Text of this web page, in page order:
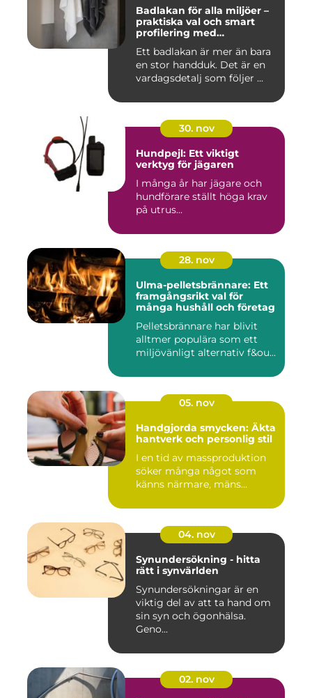
Badlakan för alla miljöer –
praktiska val och smart
profilering med
Ett badlakan är mer än bara
en stor handduk. Det är en
vardagsdetalj som följer ...
30. nov
Hundpejl: Ett viktigt
verktyg för jägaren
I många år har jägare och
hundförare ställt höga krav
på utrus...
28. nov
Ulma-pelletsbrännare: Ett
framgångsrikt val för
många hushåll och företag
Pelletsbrännare har blivit
alltmer populära som ett
miljövänligt alternativ f&ou...
05. nov
Handgjorda smycken: Äkta
hantverk och personlig stil
I en tid av massproduktion
söker många något som
känns närmare, mäns...
04. nov
Synundersökning - hitta
rätt i synvärlden
Synundersökningar är en
viktig del av att ta hand om
sin syn och ögonhälsa.
Geno...
02. nov